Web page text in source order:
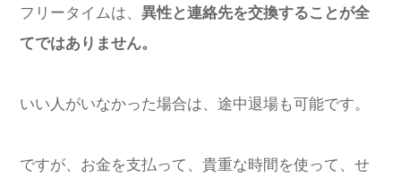
フリータイムは、 異性と連絡先を交換することが全
てではありません。
いい人がいなかった場合は、途中退場も可能です。
ですが、お金を支払って、貴重な時間を使って、せ